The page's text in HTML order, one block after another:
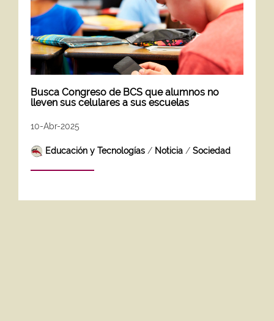
Busca Congreso de BCS que alumnos no
lleven sus celulares a sus escuelas
10-Abr-2025
Educación y Tecnologías / Noticia /Sociedad